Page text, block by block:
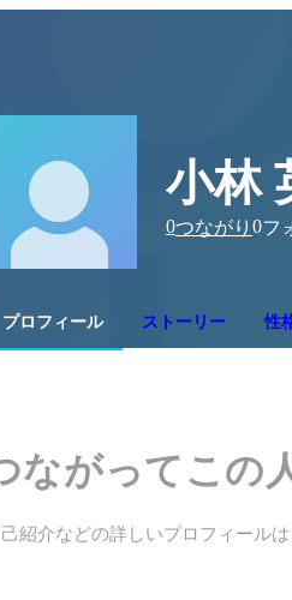
小林
0つながり 0フ
プロフィール ストーリー 性
ながってこの
紹介などの詳しいプロフィール